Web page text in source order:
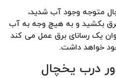
متوجه وجود آب شدید،
بکشید و به هیچ وجه به آب
یک رسانای برق عمل می کند
خواهد داشت.